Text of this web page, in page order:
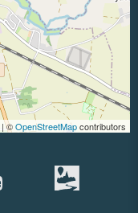
| ©OpenStreetMapcontributors